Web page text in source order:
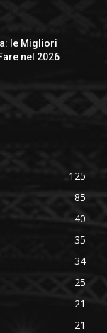
le Migliori
nel 2026
125
85
40
35
34
25
21
21